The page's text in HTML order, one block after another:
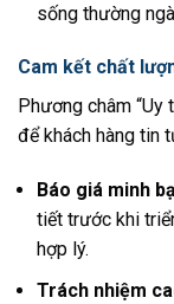
sống thường
Cam kết chất
Phương châm
để khách hàng tin
Báo giá minh
tiết trước khi
hợp lý.
Trách nhiệm